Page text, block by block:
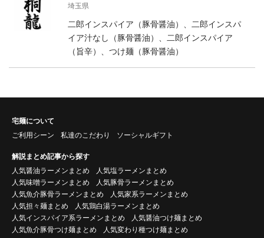
埼玉県
二郎インスパイア（豚骨醤油）、二郎インスパ
イア汁なし（豚骨醤油）、二郎インスパイア
（旨辛）、つけ麺（豚骨醤油）
宅麺について
ご利用シーン
私達のこだわり ソーシャルギフト
解説まとめ記事から探す
人気醤油ラーメンまとめ
人気塩ラーメンまとめ
人気味噌ラーメンまとめ
人気豚骨ラーメンまとめ
人気魚介豚骨ラーメンまとめ
人気家系ラーメンまとめ
人気担々麺まとめ
人気鶏白湯ラーメンまとめ
人気インスパイア系ラーメンまとめ
人気醤油つけ麺まとめ
人気魚介豚骨つけ麺まとめ
人気変わり種つけ麺まとめ